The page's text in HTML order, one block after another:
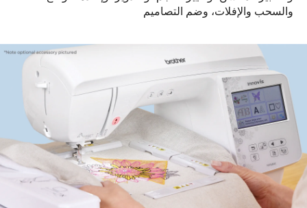
والسحب والإفلات، وضم التصاميم